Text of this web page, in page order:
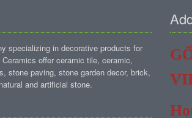
specializing in decorative products for
offer ceramic tile, ceramic,
stone paving, stone garden decor, brick,
and artificial stone.